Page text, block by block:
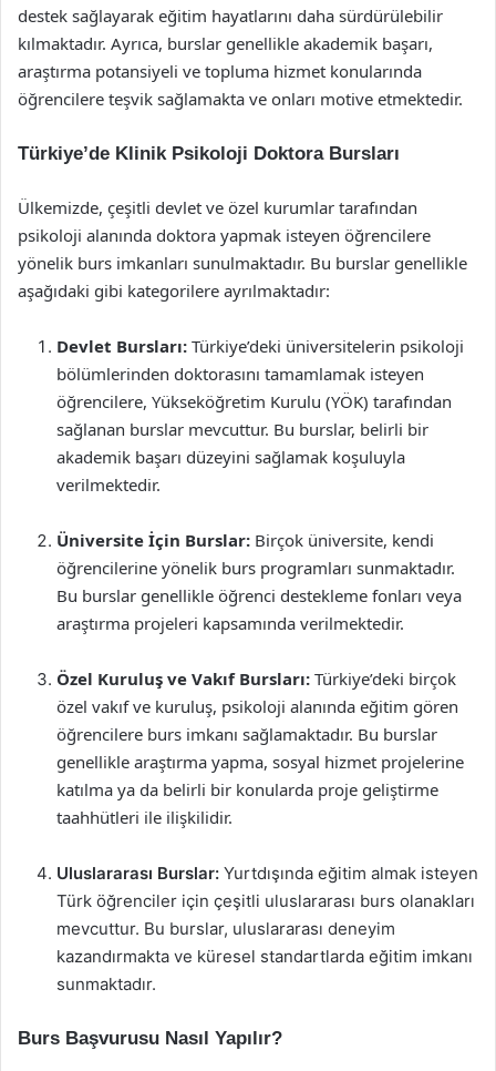
destek sağlayarak eğitim hayatlarını daha sürdürülebilir
kılmaktadır. Ayrıca, burslar genellikle akademik başarı,
araştırma potansiyeli ve topluma hizmet konularında
öğrencilere teşvik sağlamakta ve onları motive etmektedir.
Türkiye’de Klinik Psikoloji Doktora Bursları
Ülkemizde, çeşitli devlet ve özel kurumlar tarafından
psikoloji alanında doktora yapmak isteyen öğrencilere
yönelik burs imkanları sunulmaktadır. Bu burslar genellikle
aşağıdaki gibi kategorilere ayrılmaktadır:
Devlet Bursları: Türkiye’deki üniversitelerin psikoloji
bölümlerinden doktorasını tamamlamak isteyen
öğrencilere, Yükseköğretim Kurulu (YÖK) tarafından
sağlanan burslar mevcuttur. Bu burslar, belirli bir
akademik başarı düzeyini sağlamak koşuluyla
verilmektedir.
Üniversite İçin Burslar: Birçok üniversite, kendi
öğrencilerine yönelik burs programları sunmaktadır.
Bu burslar genellikle öğrenci destekleme fonları veya
araştırma projeleri kapsamında verilmektedir.
Özel Kuruluş ve Vakıf Bursları: Türkiye’deki birçok
özel vakıf ve kuruluş, psikoloji alanında eğitim gören
öğrencilere burs imkanı sağlamaktadır. Bu burslar
genellikle araştırma yapma, sosyal hizmet projelerine
katılma ya da belirli bir konularda proje geliştirme
taahhütleri ile ilişkilidir.
Uluslararası Burslar: Yurtdışında eğitim almak isteyen
Türk öğrenciler için çeşitli uluslararası burs olanakları
mevcuttur. Bu burslar, uluslararası deneyim
kazandırmakta ve küresel standartlarda eğitim imkanı
sunmaktadır.
Burs Başvurusu Nasıl Yapılır?